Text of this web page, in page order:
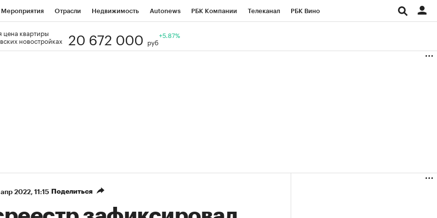
Мероприятия Отрасли Недвижимость Autonews РБК Компании Телеканал РБК Вино
Визионеры
цена квартиры
новостройках
20 672 000 руб
+5.87%
2022, 11:15 Поделиться